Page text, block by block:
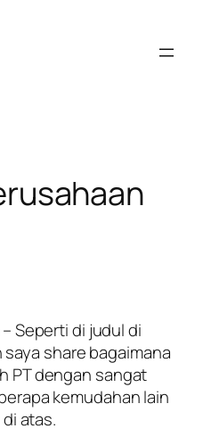
Seperti di judul di
share bagaimana
PT dengan sangat
kemudahan lain
atas.